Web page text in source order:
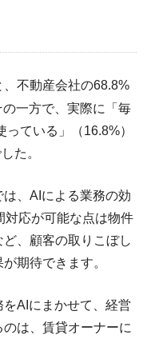
、不動産会社の68.8%
一方で、実際に「毎
ている」（16.8%）
た。
、AIによる業務の効
対応が可能な点は物件
、顧客の取りこぼし
期待できます。
AIにまかせて、経営
は、賃貸オーナーに